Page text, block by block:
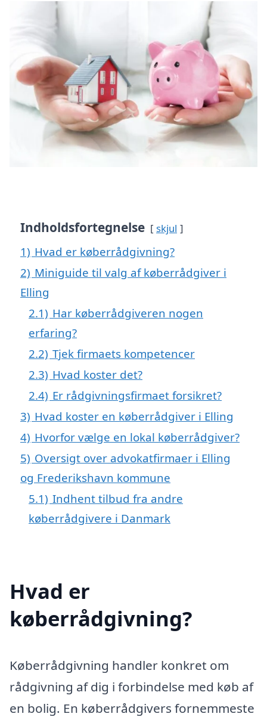
Indholdsfortegnelse skjul
1) Hvad er køberrådgivning?
2) Miniguide til valg af køberrådgiver i
Elling
2.1) Har køberrådgiveren nogen
erfaring?
2.2) Tjek firmaets kompetencer
2.3) Hvad koster det?
2.4) Er rådgivningsfirmaet forsikret?
3) Hvad koster en køberrådgiver i Elling
4) Hvorfor vælge en lokal køberrådgiver?
5) Oversigt over advokatfirmaer i Elling
og Frederikshavn kommune
5.1) Indhent tilbud fra andre
køberrådgivere i Danmark
Hvad er
køberrådgivning?
Køberrådgivning handler konkret om
rådgivning af dig i forbindelse med køb af
en bolig. En køberrådgivers fornemmeste